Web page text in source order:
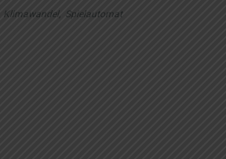
Klimawandel, Spielautomat